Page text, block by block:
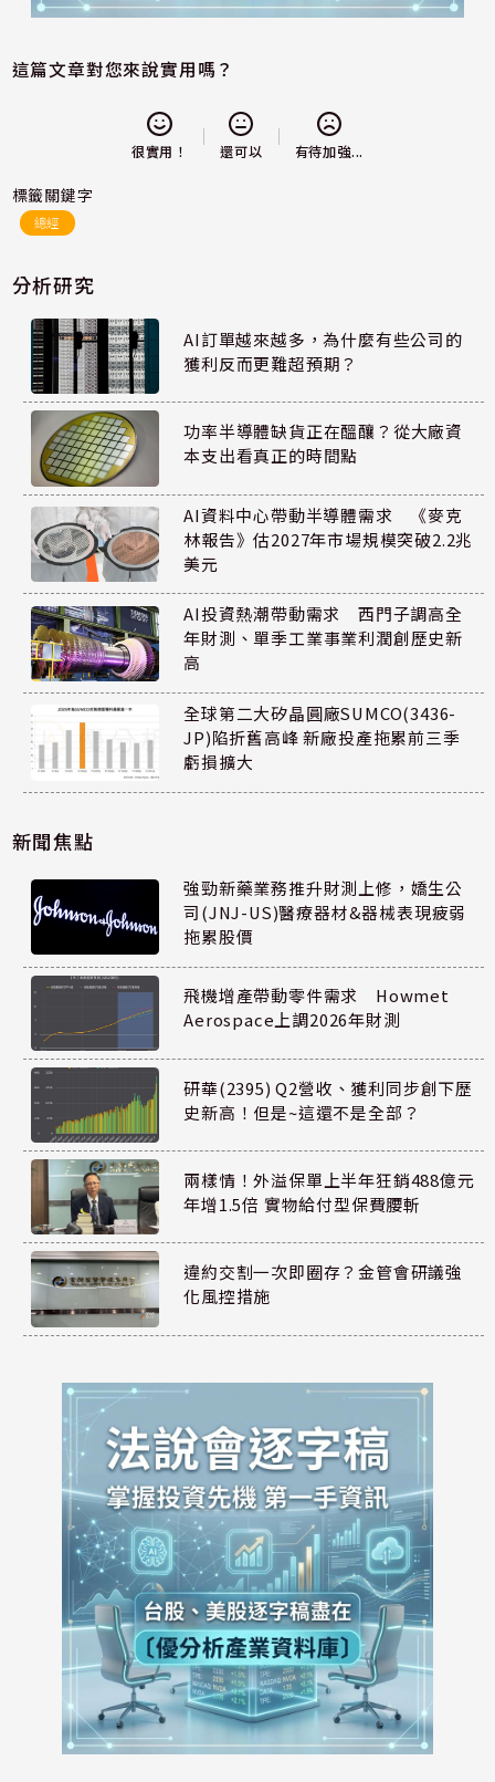
這篇文章對您來說實用嗎？
很實用！ 還可以 有待加強...
標籤關鍵字
總經
分析研究
AI訂單越來越多，為什麼有些公司的
獲利反而更難超預期？
功率半導體缺貨正在醞釀？從大廠資
本支出看真正的時間點
AI資料中心帶動半導體需求 《麥克
林報告》估2027年市場規模突破2.2兆
美元
AI投資熱潮帶動需求 西門子調高全
年財測、單季工業事業利潤創歷史新
高
全球第二大矽晶圓廠SUMCO(3436-
JP)陷折舊高峰 新廠投產拖累前三季
虧損擴大
新聞焦點
強勁新藥業務推升財測上修，嬌生公
司(JNJ-US)醫療器材&器械表現疲弱
拖累股價
飛機增產帶動零件需求 Howmet
Aerospace上調2026年財測
研華(2395) Q2營收、獲利同步創下歷
史新高！但是~這還不是全部？
兩樣情！外溢保單上半年狂銷488億元
年增1.5倍 實物給付型保費腰斬
違約交割一次即圈存？金管會研議強
化風控措施